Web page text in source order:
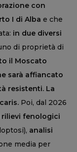
con
I di Alba e che
in due diversi
di proprietà di
il Moscato
sarà affiancato
resistenti. La
Poi, dal 2026
rilievi fenologici
analisi
media per